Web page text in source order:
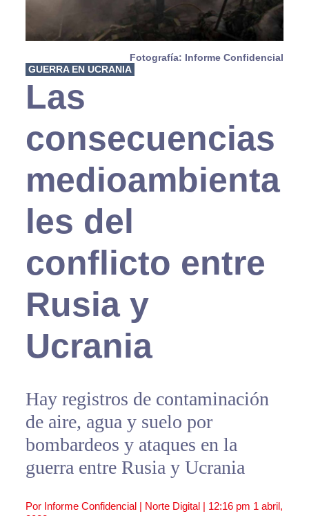
Fotografía: Informe Confidencial
GUERRA EN UCRANIA
Las
consecuencias
medioambienta
les del
conflicto entre
Rusia y
Ucrania
Hay registros de contaminación
de aire, agua y suelo por
bombardeos y ataques en la
guerra entre Rusia y Ucrania
Por Informe Confidencial | Norte Digital | 12:16 pm 1 abril,